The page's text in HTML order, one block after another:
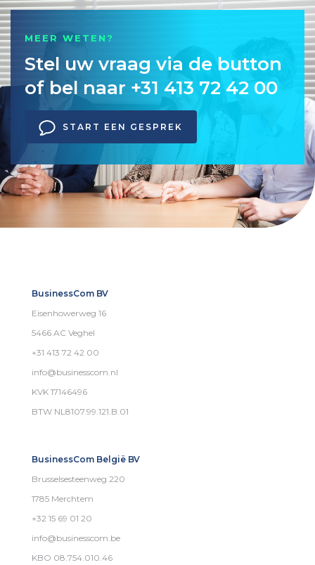
MEER WETEN?
Stel uw vraag via de button
of bel naar +31 413 72 42 00
START EEN GESPREK
BusinessCom BV
Eisenhowerweg 16
5466 AC Veghel
+31 413 72 42 00
info@businesscom.nl
KVK 17146496
BTW NL8107.99.121.B.01
BusinessCom België BV
Brusselsesteenweg 220
1785 Merchtem
+32 15 69 01 20
info@businesscom.be
KBO 08.754.010.46